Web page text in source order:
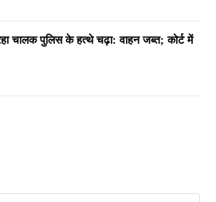
चालक पुलिस के हत्थे चढ़ा: वाहन जब्त; कोर्ट में